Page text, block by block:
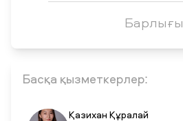
Барлығы
Басқа қызметкерлер:
Қазихан Құралай